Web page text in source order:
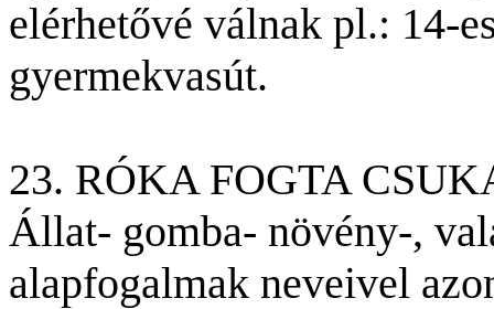
elérhetővé válnak pl.: 14-
gyermekvasút.
23. RÓKA FOGTA
Állat- gomba- növény-,
alapfogalmak neveivel